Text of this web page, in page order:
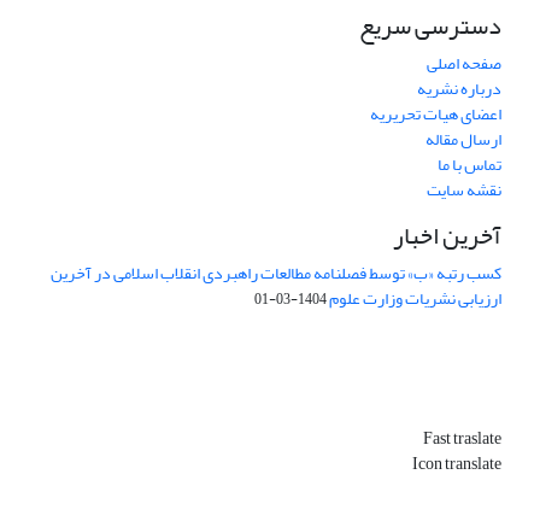
دسترسی سریع
صفحه اصلی
درباره نشریه
اعضای هیات تحریریه
ارسال مقاله
تماس با ما
نقشه سایت
آخرین اخبار
کسب رتبه «ب» توسط فصلنامه مطالعات راهبردی انقلاب اسلامی در آخرین
ارزیابی نشریات وزارت علوم1404-03-01
Fast traslate
Icon translate